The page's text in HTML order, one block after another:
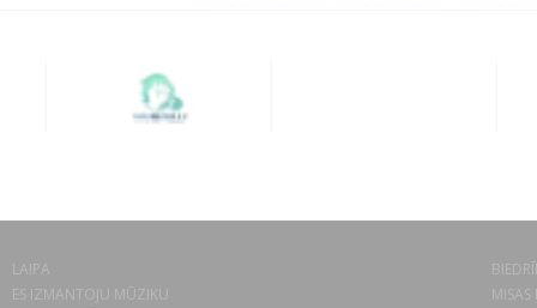
LAIPA
ES IZMANTOJU MŪZIKU